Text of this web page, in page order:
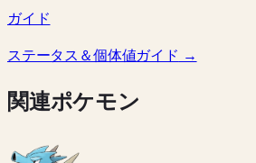
ガイド
ステータス＆個体値ガイド →
関連ポケモン